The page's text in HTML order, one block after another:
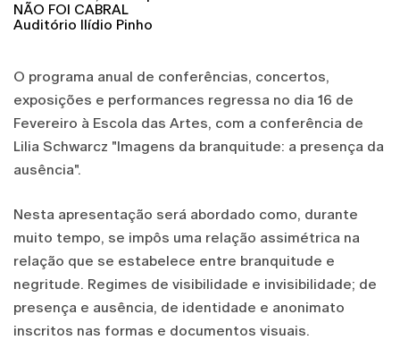
NÃO FOI CABRAL
Auditório Ilídio Pinho
O programa anual de conferências, concertos,
exposições e performances regressa no dia 16 de
Fevereiro à Escola das Artes, com a conferência de
Lilia Schwarcz "Imagens da branquitude: a presença da
ausência".
Nesta apresentação será abordado como, durante
muito tempo, se impôs uma relação assimétrica na
relação que se estabelece entre branquitude e
negritude. Regimes de visibilidade e invisibilidade; de
presença e ausência, de identidade e anonimato
inscritos nas formas e documentos visuais.